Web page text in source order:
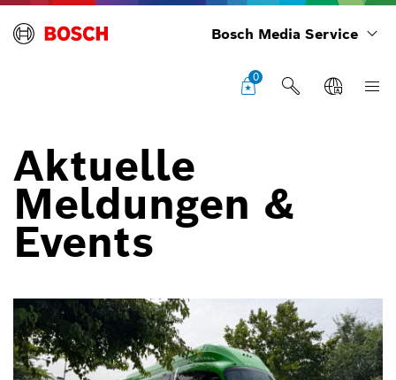
Bosch Media Service
0
Aktuelle
Meldungen &
Events